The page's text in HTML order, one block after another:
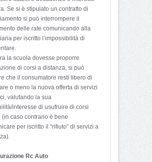
Se si è stipulato un contratto di
si può interrompere il
delle rate comunicando alla
per iscritto l’impossibilità di
la scuola dovesse proporre
di corsi a distanza, si può
che il consumatore resti libero di
o meno la nuova offerta di servizi
valutando la sua
interesse di usufruire di corsi
(in caso contrario è bene
per iscritto il “rifiuto” di servizi a
Rc Auto